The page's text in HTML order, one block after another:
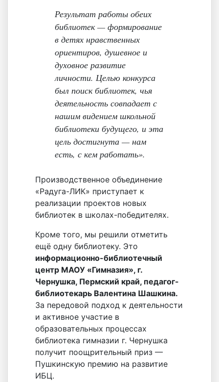
Результат работы обеих
библиотек — формирование
в детях нравственных
ориентиров, душевное и
духовное развитие
личности. Целью конкурса
был поиск библиотек, чья
деятельность совпадает с
нашим видением школьной
библиотеки будущего, и эта
цель достигнута — нам
есть, с кем работать».
Производственное объединение
«Радуга-ЛИК» приступает к
реализации проектов новых
библиотек в школах-победителях.
Кроме того, мы решили отметить
ещё одну библиотеку. Это
информационно-библиотечный
центр МАОУ «Гимназия», г.
Чернушка, Пермский край, педагог-
библиотекарь Валентина Шашкина.
За передовой подход к деятельности
и активное участие в
образовательных процессах
библиотека гимназии г. Чернушка
получит поощрительный приз —
Пушкинскую премию на развитие
ИБЦ.